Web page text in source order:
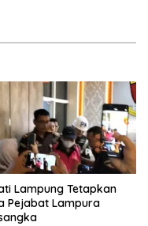
Lampung Tetapkan
Pejabat Lampura